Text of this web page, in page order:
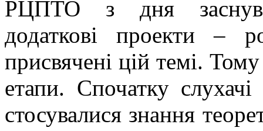
РЦПТО з дня
додаткові проекти –
присвячені цій темі.
етапи. Спочатку
стосувалися знання